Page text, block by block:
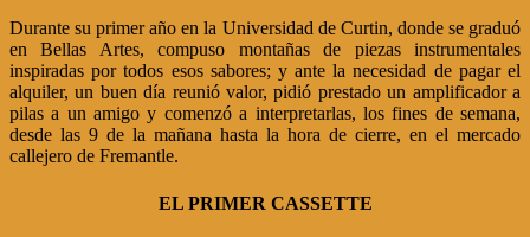
Durante su primer año en la Universidad de Curtin, donde se graduó
en Bellas Artes, compuso montañas de piezas instrumentales
inspiradas por todos esos sabores; y ante la necesidad de pagar el
alquiler, un buen día reunió valor, pidió prestado un amplificador a
pilas a un amigo y comenzó a interpretarlas, los fines de semana,
desde las 9 de la mañana hasta la hora de cierre, en el mercado
callejero de Fremantle.
EL PRIMER CASSETTE